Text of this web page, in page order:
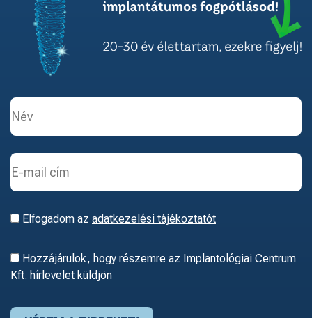
Elfogadom az adatkezelési tájékoztatót
Hozzájárulok, hogy részemre az Implantológiai Centrum
Kft. hírlevelet küldjön